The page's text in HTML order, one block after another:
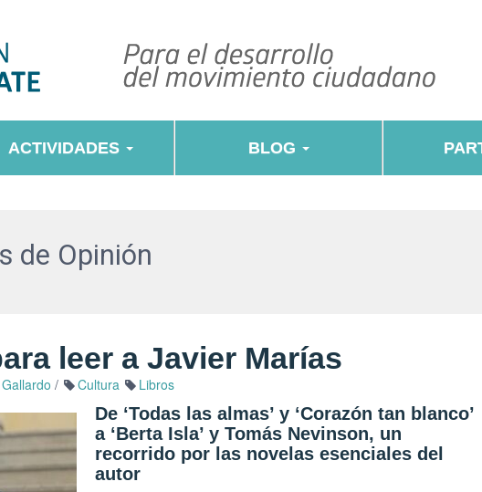
ACTIVIDADES BLOG
de Opinión
leer a Javier Marías
/ Cultura Libros
De ‘Todas las almas’ y ‘Corazón tan blanco’
a ‘Berta Isla’ y Tomás Nevinson, un
recorrido por las novelas esenciales del
autor